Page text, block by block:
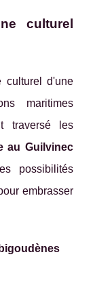
culturel
culturel d'une
maritimes
traversé les
au Guilvinec
possibilités
embrasser